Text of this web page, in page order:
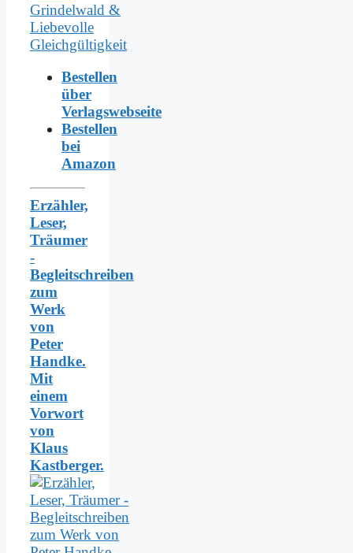
Bestellen
über
Verlagswebseite
Bestellen
bei
Amazon
Erzähler,
Leser,
Träumer
-
Begleitschreiben
zum
Werk
von
Peter
Handke.
Mit
einem
Vorwort
von
Klaus
Kastberger.